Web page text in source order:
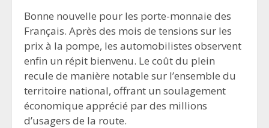
Bonne nouvelle pour les porte-monnaie des
Français. Après des mois de tensions sur les
prix à la pompe, les automobilistes observent
enfin un répit bienvenu. Le coût du plein
recule de manière notable sur l’ensemble du
territoire national, offrant un soulagement
économique apprécié par des millions
d’usagers de la route.